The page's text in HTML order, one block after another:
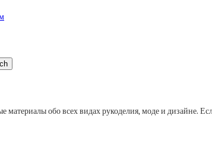
материалы обо всех видах рукоделия, моде и дизайне.